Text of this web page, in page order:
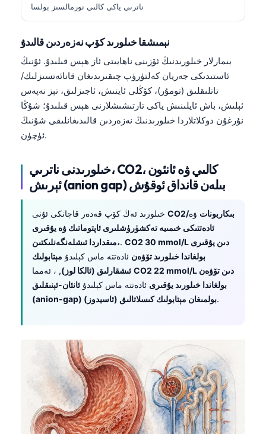
ناترىي ياكى كالىي نورمالسىز بولسا
نېمىشقا خىلورىد كۆپ نەزەردىن قالىدۇ
بىمارلار خىلورىدنىڭ ئۆزىنى ناھايىتى ئاز ھېس قىلىدۇ. ئۇنىڭ
ئاستىدىكى جەريان كەلتۈرۈپ چىقىرىدىغان قانائەتسىزلىك/
تاتلىقلىق (تومۇر)، كۆڭلى ئاينىش، ئاجىزلىق، تېز نەپەس
ئېلىش، باش ئايلىنىش ياكى تارتىشىشلارنى ھېس قىلىدۇ؛ شۇڭا
نۇرغۇن دوكلاتلاردا خىلورىدنىڭ نەزەردىن قالىدىغانلىقى شۇنىڭ
ئۈچۈن.
خىلورىدنى ناترىي، CO2، كالىي ۋە ئانئون
ئېرىش (anion gap) بىلەن قانداق ئوقۇش
CO2/بىكاربونات ۋە
ئادەتتىكى خىمىيە تەكشۈرۈشلىرى ئاپتوماتىك ۋە يۇقىرى
مىقداردا ئىشلەنگەنلىكتىن،. CO2 30 mmol/L دىن يۇقىرى
بولغاندا خىلورىد تۆۋەن ئادەتتە ماس كېلىدۇ مېتابولىك
ئىشقارلىق (ئالكا لوز) CO2 22 mmol/L دىن تۆۋەن
بولغاندا خىلورىد يۇقىرى ئادەتتە ماس كېلىدۇ ئانئان-ئېنىقلىق
(anion-gap) بولمىغان مېتابولىك كىسلاتالىق (ئاسيدوز).